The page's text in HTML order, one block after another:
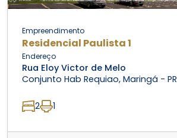
Empreendimento
Residencial Paulista 1
Endereço
Rua Eloy Victor de Melo
Conjunto Hab Requiao, Maringá - PR
2 1